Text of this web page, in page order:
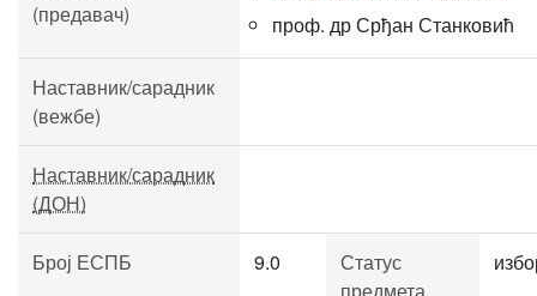
(предавач)
проф. др Срђан Станковић
Наставник/сарадник
(вежбе)
Наставник/сарадник
(ДОН)
Број ЕСПБ 9.0
Статус